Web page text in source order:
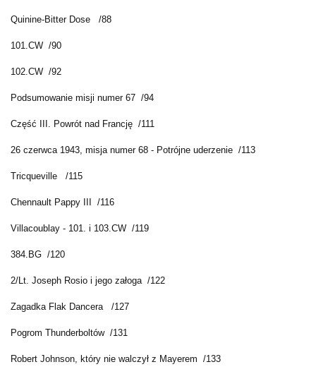
Quinine-Bitter Dose /88
101.CW /90
102.CW /92
Podsumowanie misji numer 67 /94
Część III. Powrót nad Francję /111
26 czerwca 1943, misja numer 68 - Potrójne uderzenie /113
Tricqueville /115
Chennault Pappy III /116
Villacoublay - 101. i 103.CW /119
384.BG /120
2/Lt. Joseph Rosio i jego załoga /122
Zagadka Flak Dancera /127
Pogrom Thunderboltów /131
Robert Johnson, który nie walczył z Mayerem /133